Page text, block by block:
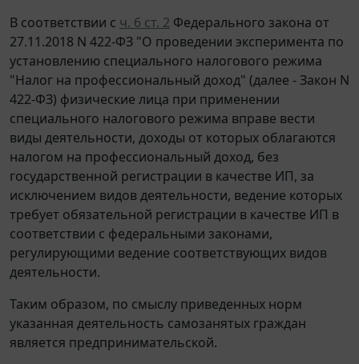
В соответствии с ч. 6 ст. 2 Федерального закона от
27.11.2018 N 422-ФЗ "О проведении эксперимента по
установлению специального налогового режима
"Налог на профессиональный доход" (далее - Закон N
422-ФЗ) физические лица при применении
специального налогового режима вправе вести
виды деятельности, доходы от которых облагаются
налогом на профессиональный доход, без
государственной регистрации в качестве ИП, за
исключением видов деятельности, ведение которых
требует обязательной регистрации в качестве ИП в
соответствии с федеральными законами,
регулирующими ведение соответствующих видов
деятельности.
Таким образом, по смыслу приведенных норм
указанная деятельность самозанятых граждан
является предпринимательской.